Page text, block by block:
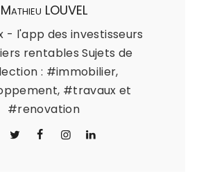
Mathieu LOUVEL
- l'app des investisseurs
rentables Sujets de
: #immobilier,
#travaux et
#renovation